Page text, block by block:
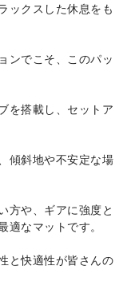
ックスした休息をも
ンでこそ、このパッ
を搭載し、セットア
傾斜地や不安定な場
方や、ギアに強度と
なマットです。
と快適性が皆さんの